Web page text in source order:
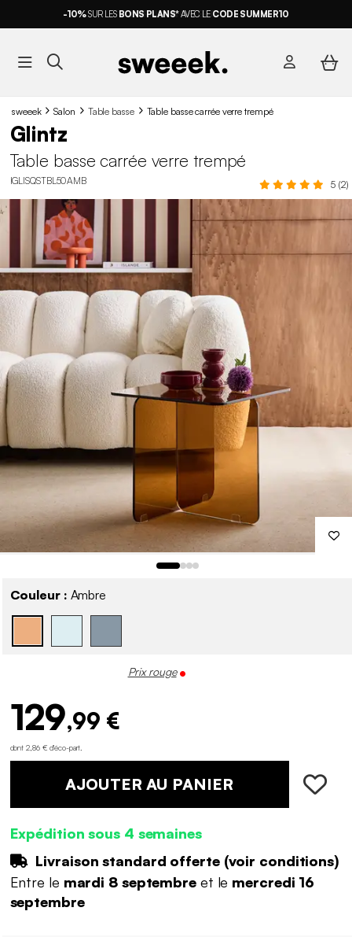
-10%SUR LES BONS PLANS*AVEC LE CODE SUMMER10
sweeek Salon Table basse Table basse carrée verre trempé
Glintz
Table basse carrée verre trempé
IGLISQSTBL50AMB 5 (2)
Couleur : Ambre
Prix rouge
129,99 €
dont 2,86 € d'éco-part
AJOUTER AU PANIER
Expédition sous 4 semaines
Livraison standard offerte (voir conditions)
Entre le mardi 8 septembreet le mercredi 16
septembre